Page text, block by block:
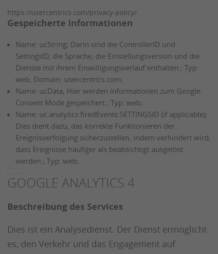
https://usercentrics.com/privacy-policy/
Gespeicherte Informationen
Name: ucString; Darin sind die ControllerID und
SettingsID, die Sprache, die Einstellungsversion und die
Dienste mit ihrem Einwilligungsverlauf enthalten.; Typ:
web; Domain: usercentrics.com;
Name: ucData; Hier werden Informationen zum Google
Consent Mode gespeichert.; Typ: web;
Name: uc:analytics:firedEvents:SETTINGSID (if applicable);
Dies dient dazu, das korrekte Funktionieren der
Ereignisverfolgung sicherzustellen, indem verhindert wird,
dass Ereignisse häufiger als beabsichtigt ausgelöst
werden.; Typ: web;
GOOGLE ANALYTICS 4
Beschreibung des Services
Dies ist ein Analysedienst. Der Dienst ermöglicht
es, den Verkehr und das Engagement auf